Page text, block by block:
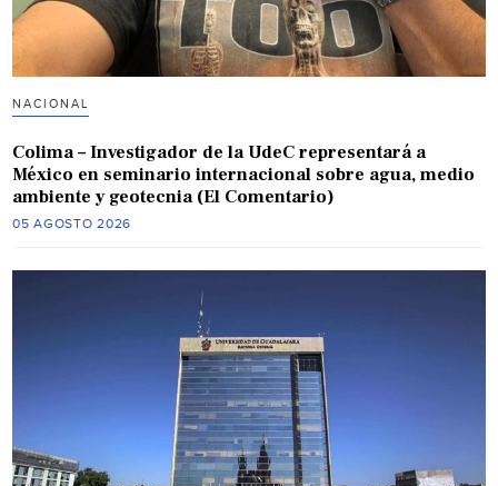
NACIONAL
Colima – Investigador de la UdeC representará a
México en seminario internacional sobre agua, medio
ambiente y geotecnia (El Comentario)
05 AGOSTO 2026